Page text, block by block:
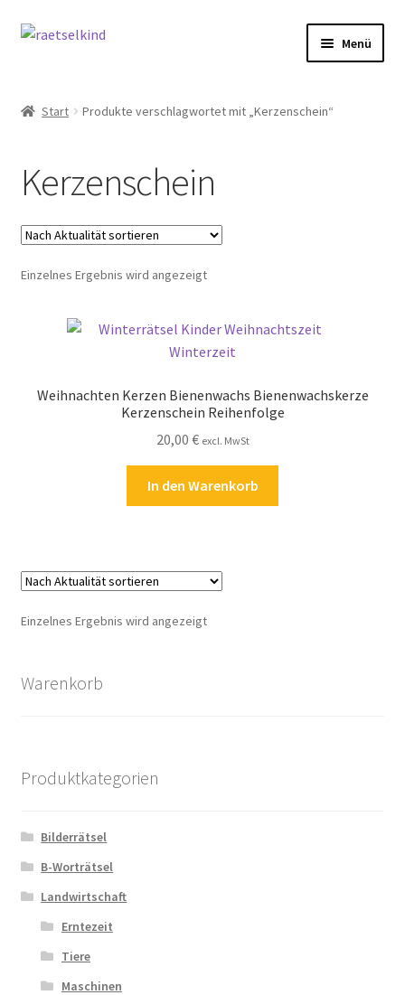
Zur
Zum
Menü
Cookie-Richtlinie (EU)
Datenschutzbelehrung
Echtheit von Bewertungen
Shop
Start Produkte verschlagwortet mit „Kerzenschein“
Kerzenschein
Einzelnes Ergebnis wird angezeigt
Weihnachten Kerzen Bienenwachs Bienenwachskerze
Kerzenschein Reihenfolge
20,00 € excl. MwSt
In den Warenkorb
Einzelnes Ergebnis wird angezeigt
Warenkorb
Produktkategorien
Bilderrätsel
B-Worträtsel
Landwirtschaft
Erntezeit
Tiere
Maschinen